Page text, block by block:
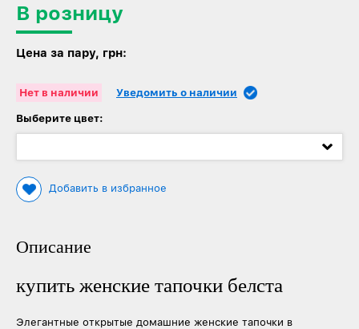
В розницу
Цена за пару, грн:
Нет в наличии Уведомить о наличии
Выберите цвет:
Добавить в избранное
Описание
купить женские тапочки белста
Элегантные открытые домашние женские тапочки в